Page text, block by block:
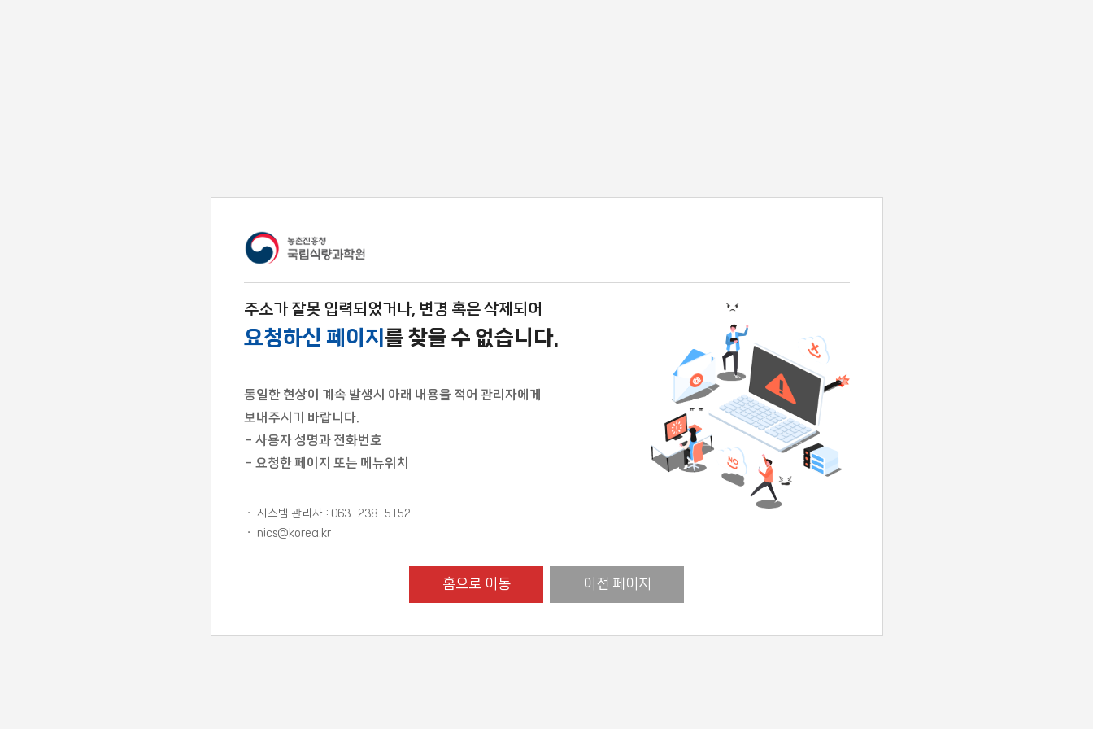
주소가 잘못 입력되었거나, 변경 혹은 삭제되어
요청하신 페이지 를 찾을 수 없습니다.
동일한 현상이 계속 발생시 아래 내용을 적어 관리자에게
보내주시기 바랍니다.
- 사용자 성명과 전화번호
- 요청한 페이지 또는 메뉴위치
ㆍ 시스템 관리자 : 063-238-5152
ㆍ nics@korea.kr
홈으로 이동 이전 페이지